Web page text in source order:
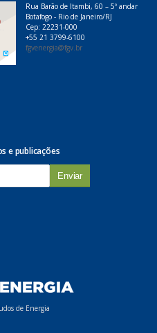
Rua Barão de Itambi, 60 – 5º andar
Botafogo - Rio de Janeiro/RJ
Cep: 22231-000
+55 21 3799-6100
fgvenergia@fgv.br
e publicações
de Energia